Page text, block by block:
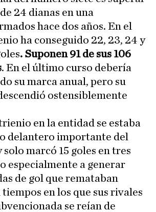
24 dianas en una
hace dos años. En el
ha conseguido 22, 23, 24 y
. Suponen 91 de sus 106
. En el último curso debería
su marca anual, pero su
ostensiblemente
en la entidad se estaba
delantero importante del
marcó 15 goles en tres
especialmente a generar
de gol que remataban
en los que sus rivales
se reían de